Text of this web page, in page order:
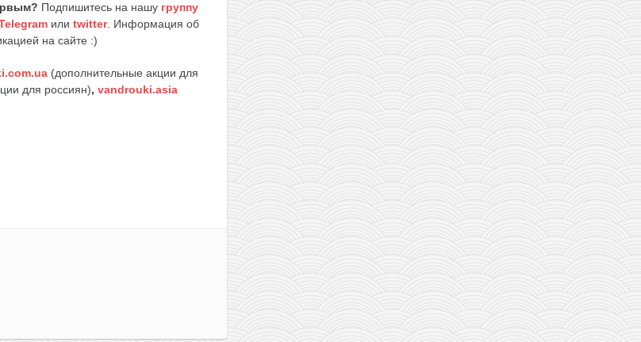
Подпишитесь на нашу группу
или twitter. Информация об
на сайте :)
(дополнительные акции для
для россиян), vandrouki.asia